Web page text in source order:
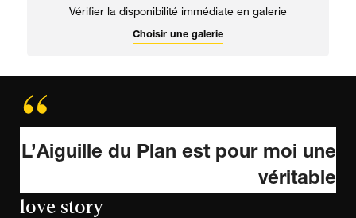
Vérifier la disponibilité immédiate en galerie
Choisir une galerie
L’Aiguille du Plan est pour moi une
véritable
love story